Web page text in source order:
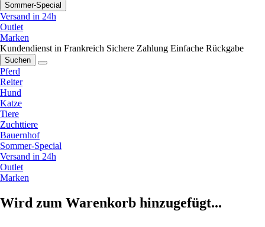
Sommer-Special
Versand in 24h
Outlet
Marken
Kundendienst in Frankreich Sichere Zahlung Einfache Rückgabe
Suchen
Pferd
Reiter
Hund
Katze
Tiere
Zuchttiere
Bauernhof
Sommer-Special
Versand in 24h
Outlet
Marken
Wird zum Warenkorb hinzugefügt...